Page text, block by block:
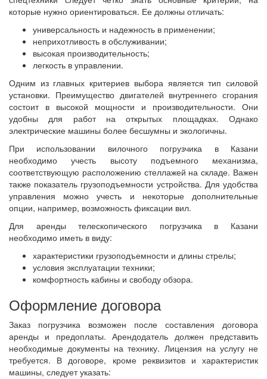
которые нужно ориентироваться. Ее должны отличать:
универсальность и надежность в применении;
неприхотливость в обслуживании;
высокая производительность;
легкость в управлении.
Одним из главных критериев выбора является тип силовой
установки. Преимущество двигателей внутреннего сгорания
состоит в высокой мощности и производительности. Они
удобны для работ на открытых площадках. Однако
электрические машины более бесшумны и экологичны.
При использовании вилочного погрузчика в Казани
необходимо учесть высоту подъемного механизма,
соответствующую расположению стеллажей на складе. Важен
также показатель грузоподъемности устройства. Для удобства
управления можно учесть и некоторые дополнительные
опции, например, возможность фиксации вил.
Для аренды телескопического погрузчика в Казани
необходимо иметь в виду:
характеристики грузоподъемности и длины стрелы;
условия эксплуатации техники;
комфортность кабины и свободу обзора.
Оформление договора
Заказ погрузчика возможен после составления договора
аренды и предоплаты. Арендодатель должен представить
необходимые документы на технику. Лицензия на услугу не
требуется. В договоре, кроме реквизитов и характеристик
машины, следует указать: